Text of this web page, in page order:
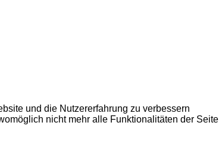
und die Nutzererfahrung zu verbessern
nicht mehr alle Funktionalitäten der Seite